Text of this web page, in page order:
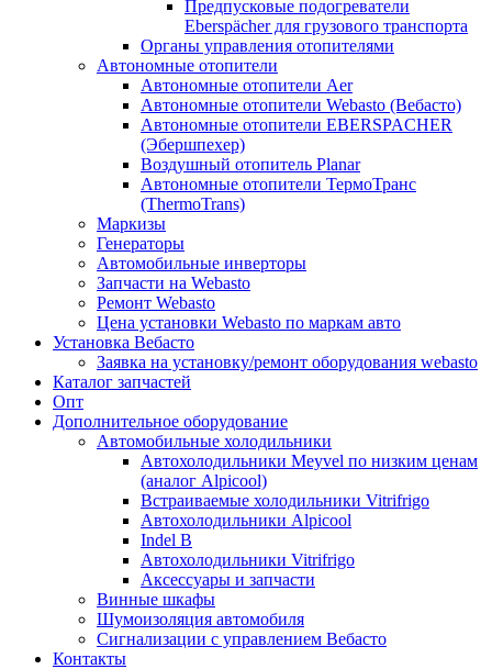
Предпусковые подогреватели
Eberspächer для грузового транспорта
Органы управления отопителями
Автономные отопители
Автономные отопители Аer
Автономные отопители Webasto (Вебасто)
Автономные отопители EBERSPACHER
(Эбершпехер)
Воздушный отопитель Planar
Автономные отопители ТермоТранс
(ThermoTrans)
Маркизы
Генераторы
Автомобильные инверторы
Запчасти на Webasto
Ремонт Webasto
Цена установки Webasto по маркам авто
Установка Вебасто
Заявка на установку/ремонт оборудования webasto
Каталог запчастей
Опт
Дополнительное оборудование
Автомобильные холодильники
Автохолодильники Meyvel по низким ценам
(аналог Alpicool)
Встраиваемые холодильники Vitrifrigo
Автохолодильники Alpicool
Indel B
Автохолодильники Vitrifrigo
Аксессуары и запчасти
Винные шкафы
Шумоизоляция автомобиля
Сигнализации с управлением Вебасто
Контакты